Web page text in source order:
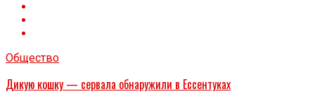
Общество
Дикую кошку — сервала обнаружили в Ессентуках